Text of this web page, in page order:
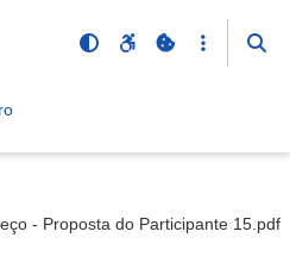
- Proposta do Participante 15.pdf